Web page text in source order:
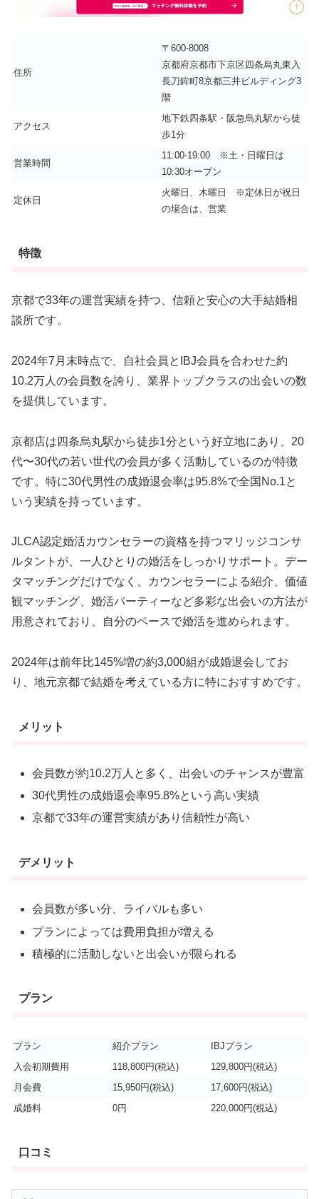
住所
〒600-8008
京都府京都市下京区四条烏丸東入
長刀鉾町8京都三井ビルディング3
階
アクセス
地下鉄四条駅・阪急烏丸駅から徒
歩1分
営業時間
11:00-19:00 ※土・日曜日は
10:30オープン
定休日
火曜日、木曜日 ※定休日が祝日
の場合は、営業
特徴
京都で33年の運営実績を持つ、信頼と安心の大手結婚相
談所です。
2024年7月末時点で、自社会員とIBJ会員を合わせた約
10.2万人の会員数を誇り、業界トップクラスの出会いの数
を提供しています。
京都店は四条烏丸駅から徒歩1分という好立地にあり、20
代〜30代の若い世代の会員が多く活動しているのが特徴
です。特に30代男性の成婚退会率は95.8%で全国No.1と
いう実績を持っています。
JLCA認定婚活カウンセラーの資格を持つマリッジコンサ
ルタントが、一人ひとりの婚活をしっかりサポート。デー
タマッチングだけでなく、カウンセラーによる紹介、価値
観マッチング、婚活パーティーなど多彩な出会いの方法が
用意されており、自分のペースで婚活を進められます。
2024年は前年比145%増の約3,000組が成婚退会してお
り、地元京都で結婚を考えている方に特におすすめです。
メリット
会員数が約10.2万人と多く、出会いのチャンスが豊富
30代男性の成婚退会率95.8%という高い実績
京都で33年の運営実績があり信頼性が高い
デメリット
会員数が多い分、ライバルも多い
プランによっては費用負担が増える
積極的に活動しないと出会いが限られる
プラン
プラン 紹介プラン
IBJプラン
入会初期費用
118,800円(税込)
129,800円(税込)
月会費
15,950円(税込)
17,600円(税込)
成婚料
0円 220,000円(税込)
口コミ